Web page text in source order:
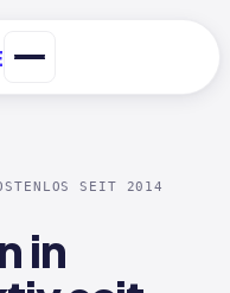
SEIT 2014
in